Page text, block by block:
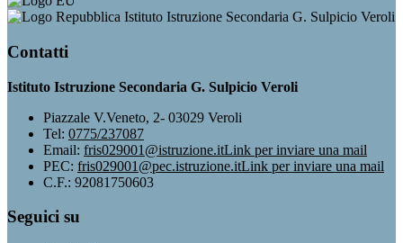
Istituto Istruzione Secondaria G. Sulpicio Veroli
Contatti
Istituto Istruzione Secondaria G. Sulpicio Veroli
Piazzale V.Veneto, 2- 03029 Veroli
Tel: 0775/237087
Email: fris029001@istruzione.itLink per inviare una mail
PEC: fris029001@pec.istruzione.itLink per inviare una mail
C.F.: 92081750603
Seguici su